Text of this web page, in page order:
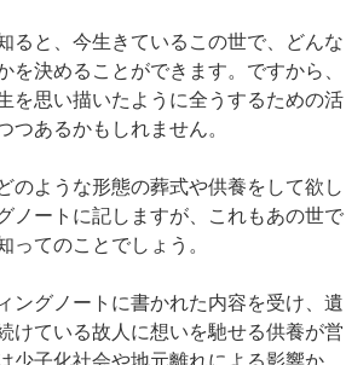
ると、今生きているこの世で、どんな
を決めることができます。ですから、
を思い描いたように全うするための活
つあるかもしれません。
のような形態の葬式や供養をして欲し
ノートに記しますが、これもあの世で
ってのことでしょう。
ングノートに書かれた内容を受け、遺
けている故人に想いを馳せる供養が営